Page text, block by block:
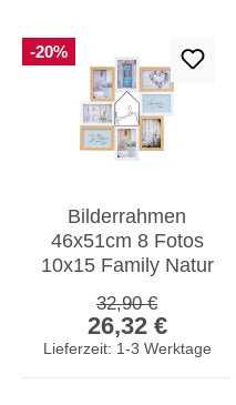
-20%
Bilderrahmen
46x51cm 8 Fotos
10x15 Family Natur
Fotocollage Deko
26,32 €
Regulärer Preis:
32,90 €
Lieferzeit: 1-3 Werktage